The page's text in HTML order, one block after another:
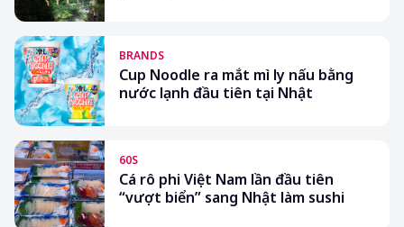
BRANDS
Cup Noodle ra mắt mì ly nấu bằng
nước lạnh đầu tiên tại Nhật
60S
Cá rô phi Việt Nam lần đầu tiên
“vượt biển” sang Nhật làm sushi